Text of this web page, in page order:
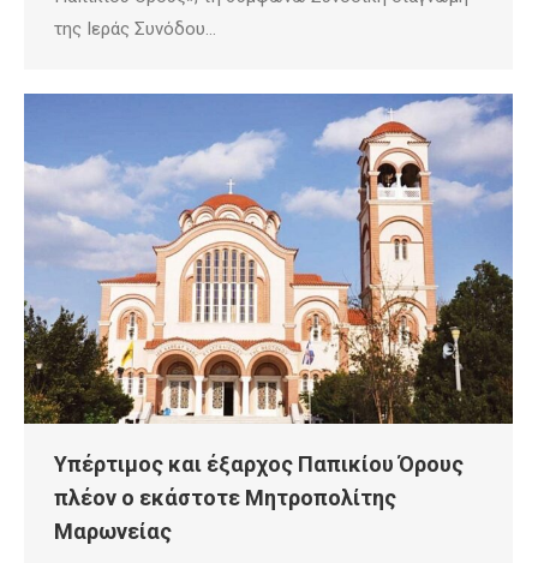
της Ιεράς Συνόδου…
Υπέρτιμος και έξαρχος Παπικίου Όρους
πλέον ο εκάστοτε Μητροπολίτης
Μαρωνείας